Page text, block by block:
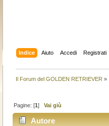
Indice Aiuto Accedi Registrati
Il Forum del GOLDEN RETRIEVER »
Pagine: [1]Vai giù
Autore